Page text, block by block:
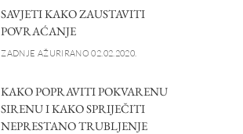
SAVJETI KAKO ZAUSTAVITI
POVRAĆANJE
ZADNJE AŽURIRANO 02.02.2020.
KAKO POPRAVITI POKVARENU
SIRENU I KAKO SPRIJEČITI
NEPRESTANO TRUBLJENJE